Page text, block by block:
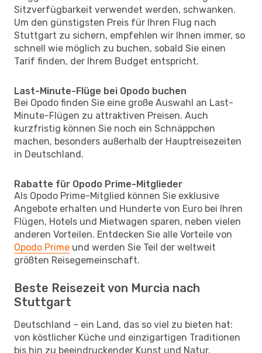
Sitzverfügbarkeit verwendet werden, schwanken.
Um den günstigsten Preis für Ihren Flug nach
Stuttgart zu sichern, empfehlen wir Ihnen immer, so
schnell wie möglich zu buchen, sobald Sie einen
Tarif finden, der Ihrem Budget entspricht.
Last-Minute-Flüge bei Opodo buchen
Bei Opodo finden Sie eine große Auswahl an Last-
Minute-Flügen zu attraktiven Preisen. Auch
kurzfristig können Sie noch ein Schnäppchen
machen, besonders außerhalb der Hauptreisezeiten
in Deutschland.
Rabatte für Opodo Prime-Mitglieder
Als Opodo Prime-Mitglied können Sie exklusive
Angebote erhalten und Hunderte von Euro bei Ihren
Flügen, Hotels und Mietwagen sparen, neben vielen
anderen Vorteilen. Entdecken Sie alle Vorteile von
Opodo Prime und werden Sie Teil der weltweit
größten Reisegemeinschaft.
Beste Reisezeit von Murcia nach
Stuttgart
Deutschland – ein Land, das so viel zu bieten hat:
von köstlicher Küche und einzigartigen Traditionen
bis hin zu beeindruckender Kunst und Natur.